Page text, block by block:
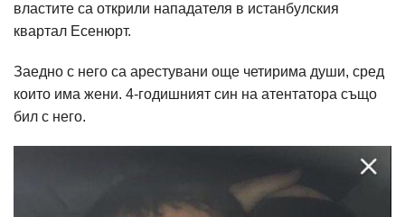
властите са открили нападателя в истанбулския
квартал Есенюрт.
Заедно с него са арестувани още четирима души, сред
които има жени. 4-годишният син на атентатора също
бил с него.